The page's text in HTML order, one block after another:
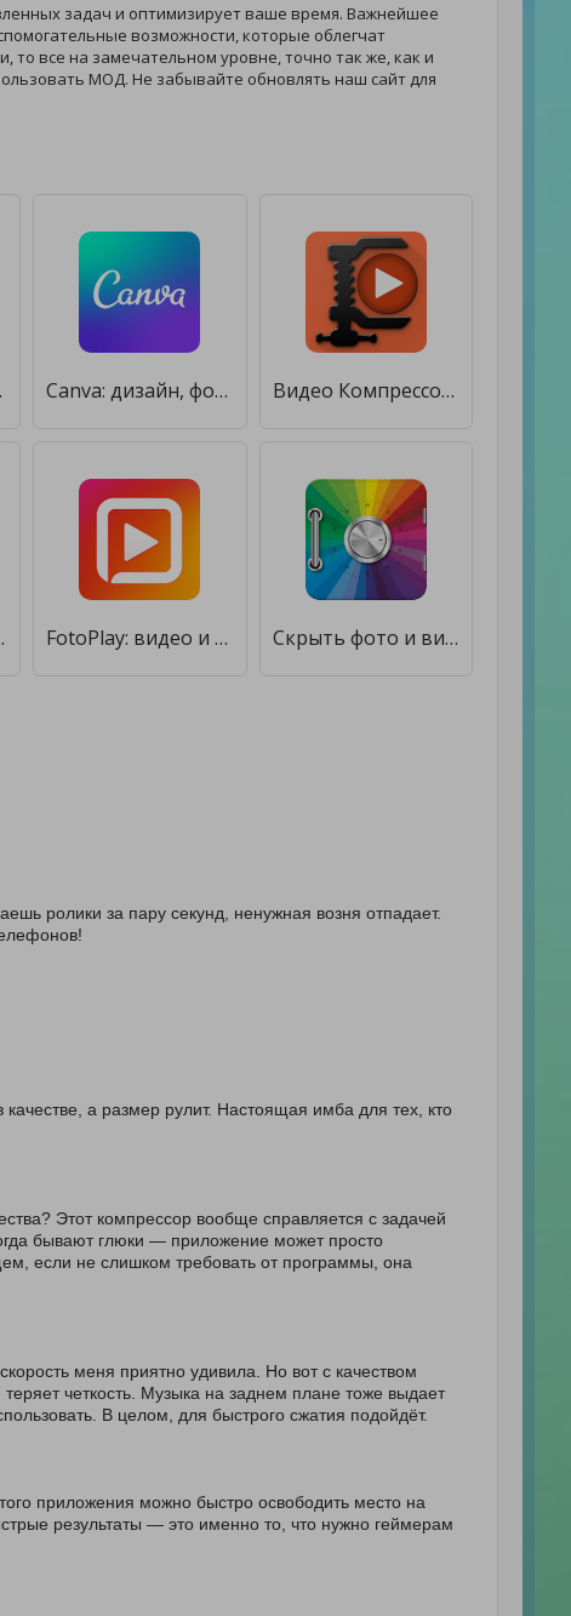
задач и оптимизирует ваше время. Важнейшее
возможности, которые облегчат
то все на замечательном уровне, точно так же, как и
МОД. Не забывайте обновлять наш сайт для
Canva: дизайн, фото и видео [Premium] Видео Компрессор [Полная версия]
FotoPlay: видео и слайд-шоу из фото и музыки [Premium] Скрыть фото и видео [Unlocked]
ролики за пару секунд, ненужная возня отпадает.
а размер рулит. Настоящая имба для тех, кто
Этот компрессор вообще справляется с задачей
бывают глюки — приложение может просто
если не слишком требовать от программы, она
меня приятно удивила. Но вот с качеством
четкость. Музыка на заднем плане тоже выдает
В целом, для быстрого сжатия подойдёт.
приложения можно быстро освободить место на
результаты — это именно то, что нужно геймерам